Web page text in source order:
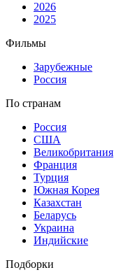
2026
2025
Фильмы
Зарубежные
Россия
По странам
Россия
США
Великобритания
Франция
Турция
Южная Корея
Казахстан
Беларусь
Украина
Индийские
Подборки